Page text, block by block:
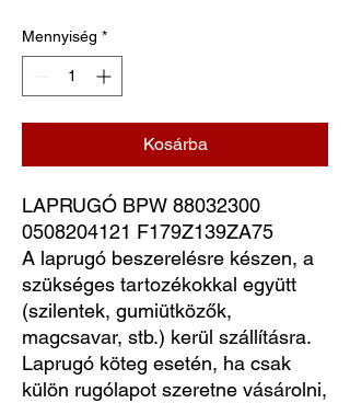
Mennyiség *
Kosárba
LAPRUGÓ BPW 88032300
0508204121 F179Z139ZA75
A laprugó beszerelésre készen, a
szükséges tartozékokkal együtt
(szilentek, gumiütközők,
magcsavar, stb.) kerül szállításra.
Laprugó köteg esetén, ha csak
külön rugólapot szeretne vásárolni,